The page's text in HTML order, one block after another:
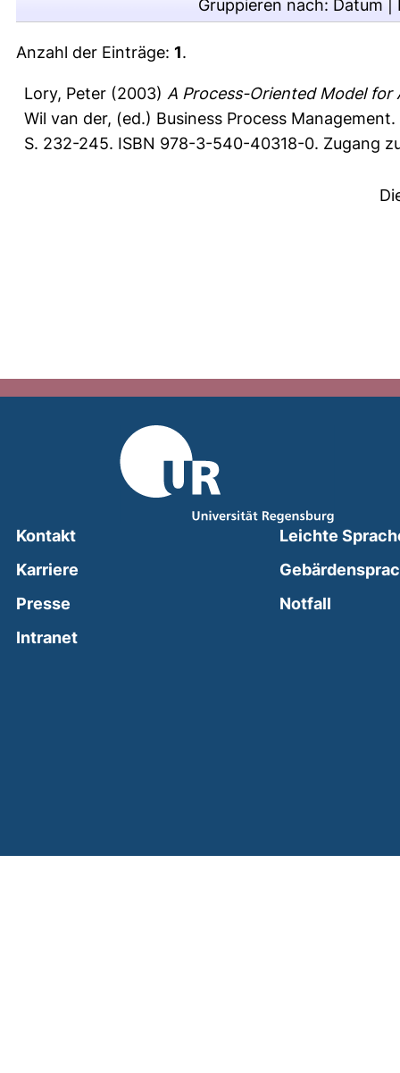
Gruppieren nach: Datum
Anzahl der Einträge: 1.
Lory, Peter (2003) A Process-Oriented Model
Wil van der, (ed.) Business Process
S. 232-245. ISBN 978-3-540-40318-0. Zugang
Kontakt
Karriere
Presse
Intranet(external link, opens in a new window)
Leichte
Notfall